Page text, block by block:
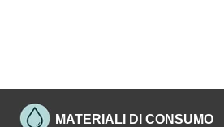
MATERIALI DI CONSUMO